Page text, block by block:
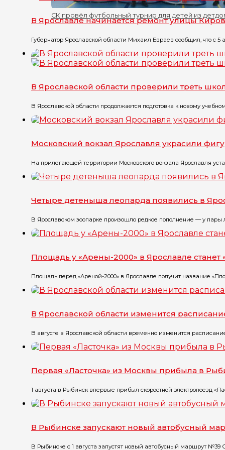
СК провёл футбольный турнир для детей из
В Ярославле начинается ремонт улицы
Губернатор Ярославской области Михаил Евраев сообщил, что с 5
В Ярославской области проверили треть
В Ярославской области продолжается подготовка к новому
Московский вокзал Ярославля украсили
На прилегающей территории Московского вокзала Ярославля
Четыре детеныша леопарда появились в
В Ярославском зоопарке произошло редкое пополнение — у пары
Площадь у «Арены-2000» в Ярославле
Площадь перед «Ареной-2000» в Ярославле получит название
В Ярославской области изменится
В августе в Ярославской области временно изменится
Первая «Ласточка» из Москвы прибыла в
1 августа в Рыбинск впервые прибыл скоростной электропоезд
В Рыбинске запускают новый автобусный
В Рыбинске с 1 августа запустят новый автобусный маршрут №39 С